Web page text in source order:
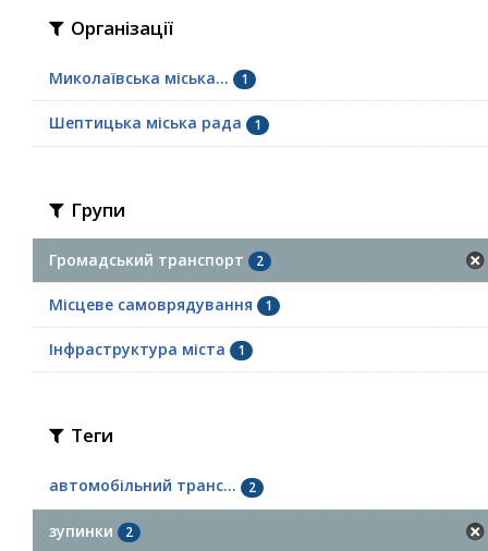
Організації
Миколаївська міська... 1
Шептицька міська рада 1
Групи
Громадський транспорт 2
Місцеве самоврядування 1
Інфраструктура міста 1
Теги
автомобільний транс... 2
зупинки 2